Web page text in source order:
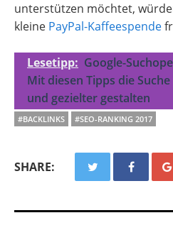
unterstützen möchtet,
kleine PayPal-Kaffeespende
Lesetipp: Google-
Mit diesen Tipps die
und gezielter gestalten
#BACKLINKS #SEO-RANKING 2017
SHARE: